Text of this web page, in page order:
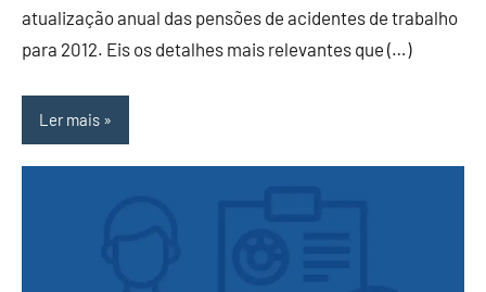
atualização anual das pensões de acidentes de trabalho
para 2012. Eis os detalhes mais relevantes que (…)
Ler mais